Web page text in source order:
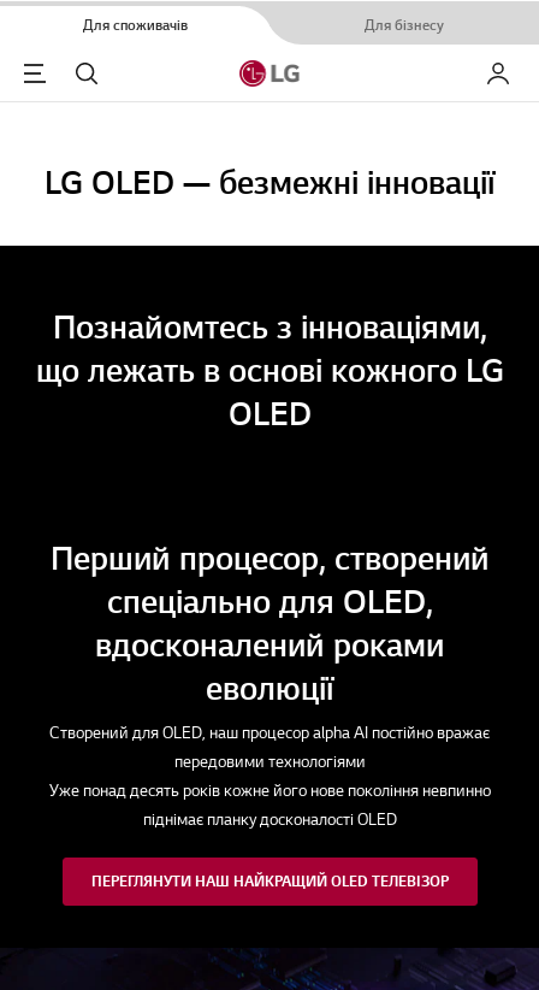
Для споживачів Для бізнесу
Menu
Пошук Мій LG
LG OLED — безмежні інновації
Познайомтесь з інноваціями,
що лежать в основі кожного LG
OLED
Перший процесор, створений
спеціально для OLED,
вдосконалений роками
еволюції
Створений для OLED, наш процесор alpha AI постійно вражає
передовими технологіями
Уже понад десять років кожне його нове покоління невпинно
піднімає планку досконалості OLED
ПЕРЕГЛЯНУТИ НАШ НАЙКРАЩИЙ OLED ТЕЛЕВІЗОР